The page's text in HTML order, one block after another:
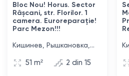
Bloc Nou! Horus. Sector
Râșcani, str. Florilor. 1
camera. Euroreparație!
Parc Mezon!!!
Кишинев, Рышкановка,
51 m² 2 din 15